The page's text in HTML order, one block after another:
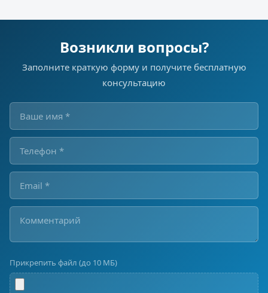
Возникли вопросы?
Заполните краткую форму и получите бесплатную
консультацию
Прикрепить файл (до 10 МБ)